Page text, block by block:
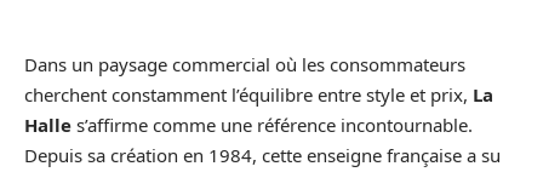
Dans un paysage commercial où les consommateurs
cherchent constamment l’équilibre entre style et prix, La
Halle s’affirme comme une référence incontournable.
Depuis sa création en 1984, cette enseigne française a su